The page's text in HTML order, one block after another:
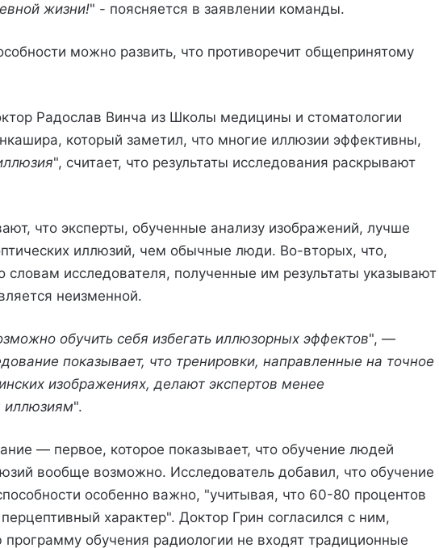
жизни!" - поясняется в заявлении команды.
можно развить, что противоречит общепринятому
Радослав Винча из Школы медицины и стоматологии
который заметил, что многие иллюзии эффективны,
", считает, что результаты исследования раскрывают
что эксперты, обученные анализу изображений, лучше
иллюзий, чем обычные люди. Во-вторых, что,
исследователя, полученные им результаты указывают
неизменной.
обучить себя избегать иллюзорных эффектов", —
показывает, что тренировки, направленные на точное
изображениях, делают экспертов менее
иллюзиям".
— первое, которое показывает, что обучение людей
вообще возможно. Исследователь добавил, что обучение
особенно важно, "учитывая, что 60-80 процентов
характер". Доктор Грин согласился с ним,
обучения радиологии не входят традиционные